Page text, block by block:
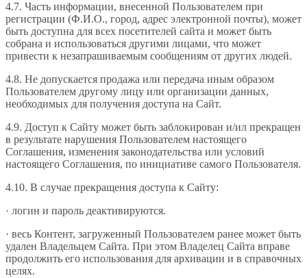
4.7. Часть информации, внесенной Пользователем при
регистрации (Ф.И.О., город, адрес электронной почты), может
быть доступна для всех посетителей сайта и может быть
собрана и использоваться другими лицами, что может
привести к незапрашиваемым сообщениям от других людей.
4.8. Не допускается продажа или передача иным образом
Пользователем другому лицу или организации данных,
необходимых для получения доступа на Сайт.
4.9. Доступ к Сайту может быть заблокирован и/ил прекращен
в результате нарушения Пользователем настоящего
Соглашения, изменения законодательства или условий
настоящего Соглашения, по инициативе самого Пользователя.
4.10. В случае прекращения доступа к Сайту:
· логин и пароль деактивируются.
· весь Контент, загруженный Пользователем ранее может быть
удален Владельцем Сайта. При этом Владелец Сайта вправе
продолжить его использования для архивации и в справочных
целях.